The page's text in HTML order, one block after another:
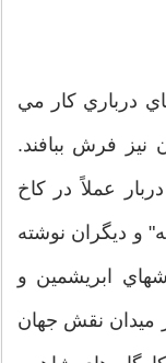
درباري كار مي
نيز فرش ببافند.
عملاً در كاخ
و ديگران نوشته
ابريشمين و
ميدان نقش جهان